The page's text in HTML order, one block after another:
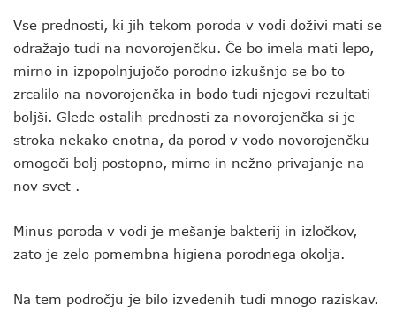
Vse prednosti, ki jih tekom poroda v vodi doživi mati se
odražajo tudi na novorojenčku. Če bo imela mati lepo,
mirno in izpopolnjujočo porodno izkušnjo se bo to
zrcalilo na novorojenčka in bodo tudi njegovi rezultati
boljši. Glede ostalih prednosti za novorojenčka si je
stroka nekako enotna, da porod v vodo novorojenčku
omogoči bolj postopno, mirno in nežno privajanje na
nov svet .
Minus poroda v vodi je mešanje bakterij in izločkov,
zato je zelo pomembna higiena porodnega okolja.
Na tem področju je bilo izvedenih tudi mnogo raziskav.